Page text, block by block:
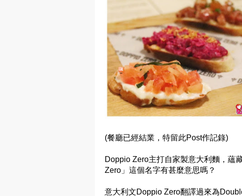
(餐廳已經結業，特留此Post作記錄)
Doppio Zero主打自家製意大利麵，蘊
Zero」這個名字有甚麼意思嗎？
意大利文Doppio Zero翻譯過來為